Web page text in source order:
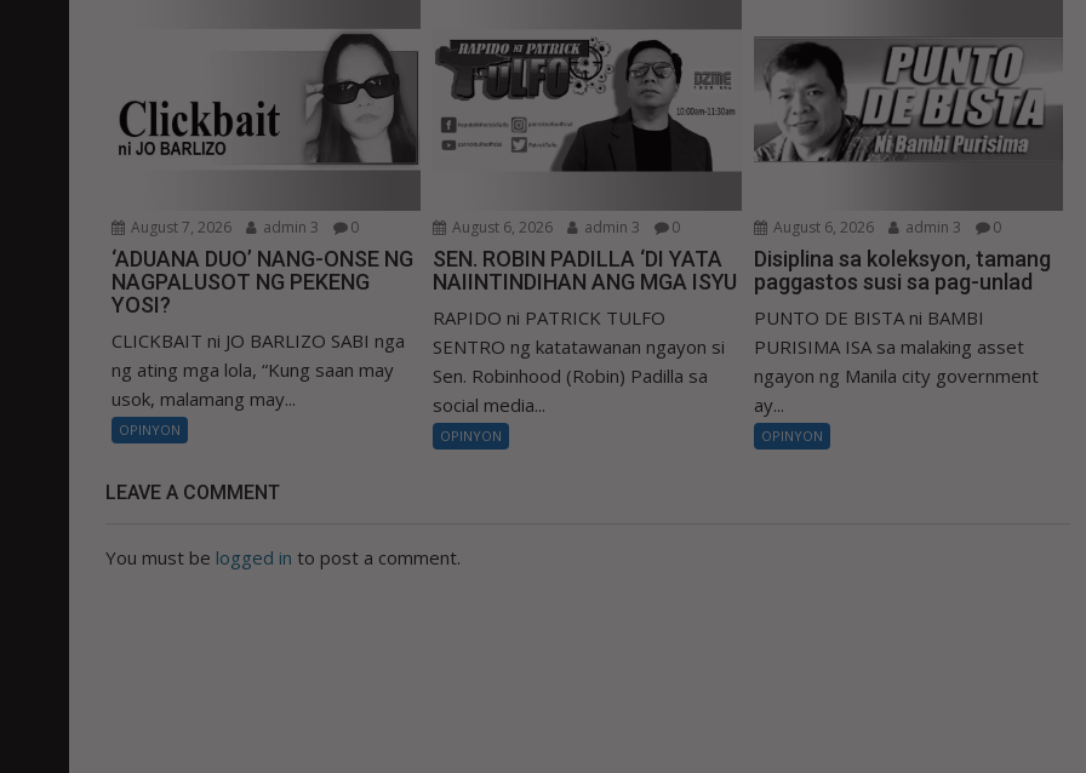
August 7, 2026 admin 3 0
‘ADUANA DUO’ NANG-ONSE NG
NAGPALUSOT NG PEKENG
YOSI?
CLICKBAIT ni JO BARLIZO SABI nga
ng ating mga lola, “Kung saan may
usok, malamang may...
OPINYON
August 6, 2026 admin 3 0
SEN. ROBIN PADILLA ‘DI YATA
NAIINTINDIHAN ANG MGA ISYU
RAPIDO ni PATRICK TULFO
SENTRO ng katatawanan ngayon si
Sen. Robinhood (Robin) Padilla sa
social media...
OPINYON
August 6, 2026 admin 3 0
Disiplina sa koleksyon, tamang
paggastos susi sa pag-unlad
PUNTO DE BISTA ni BAMBI
PURISIMA ISA sa malaking asset
ngayon ng Manila city government
ay...
OPINYON
LEAVE A COMMENT
You must be logged in to post a comment.